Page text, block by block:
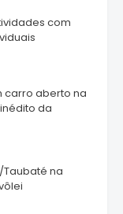
com
carro aberto na
da
Taubaté na